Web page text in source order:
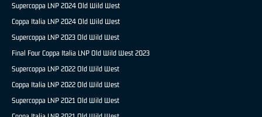
Supercoppa LNP 2024 Old Wild West
Coppa Italia LNP 2024 Old Wild West
Supercoppa LNP 2023 Old Wild West
Final Four Coppa Italia LNP Old Wild West 2023
Supercoppa LNP 2022 Old Wild West
Coppa Italia LNP 2022 Old Wild West
Supercoppa LNP 2021 Old Wild West